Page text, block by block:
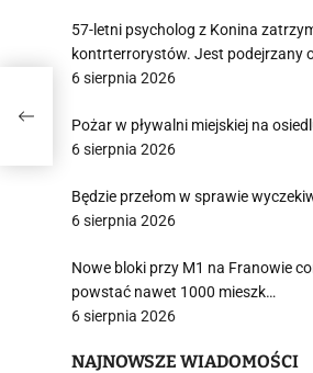
57-letni psycholog z Konina
kontrterrorystów. Jest podejrzany
6 sierpnia 2026
Pożar w pływalni miejskiej na
6 sierpnia 2026
Będzie przełom w sprawie
6 sierpnia 2026
Nowe bloki przy M1 na Franowie
powstać nawet 1000 mieszk…
6 sierpnia 2026
NAJNOWSZE WIADOMOŚCI